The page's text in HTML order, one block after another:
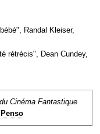
Randal Kleiser,
rétrécis", Dean Cundey,
Cinéma Fantastique